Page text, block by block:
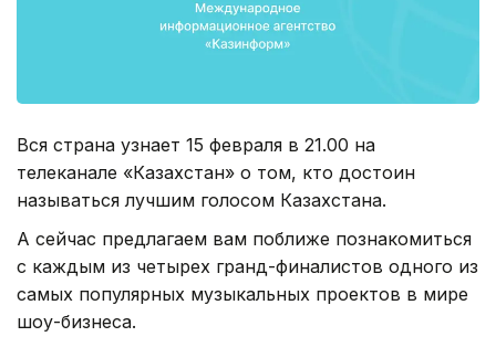
Вся страна узнает 15 февраля в 21.00 на
телеканале «Казахстан» о том, кто достоин
называться лучшим голосом Казахстана.
А сейчас предлагаем вам поближе познакомиться
с каждым из четырех гранд-финалистов одного из
самых популярных музыкальных проектов в мире
шоу-бизнеса.